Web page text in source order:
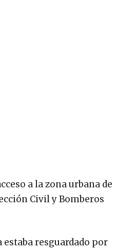
a la zona urbana de
Civil y Bomberos
resguardado por